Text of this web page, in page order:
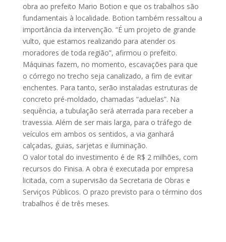
obra ao prefeito Mario Botion e que os trabalhos são
fundamentais à localidade. Botion também ressaltou a
importância da intervenção. “É um projeto de grande
vulto, que estamos realizando para atender os
moradores de toda região”, afirmou o prefeito.
Máquinas fazem, no momento, escavações para que
o córrego no trecho seja canalizado, a fim de evitar
enchentes. Para tanto, serão instaladas estruturas de
concreto pré-moldado, chamadas “aduelas”. Na
sequência, a tubulação será aterrada para receber a
travessia. Além de ser mais larga, para o tráfego de
veículos em ambos os sentidos, a via ganhará
calçadas, guias, sarjetas e iluminação.
O valor total do investimento é de R$ 2 milhões, com
recursos do Finisa. A obra é executada por empresa
licitada, com a supervisão da Secretaria de Obras e
Serviços Públicos. O prazo previsto para o término dos
trabalhos é de três meses.